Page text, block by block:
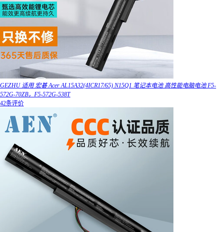
GEZHU 适用 宏碁 Acer AL15A32(4ICR17/65) N15Q1 笔记本电池 高性能电脑电池 F5-
572G-70ZB，F5-572G-538T
42条评价